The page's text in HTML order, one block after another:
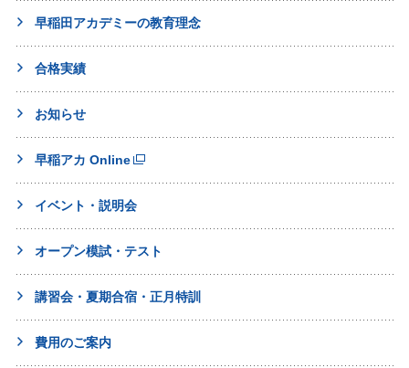
早稲田アカデミーの教育理念
合格実績
お知らせ
早稲アカ Online
イベント・説明会
オープン模試・テスト
講習会・夏期合宿・正月特訓
費用のご案内